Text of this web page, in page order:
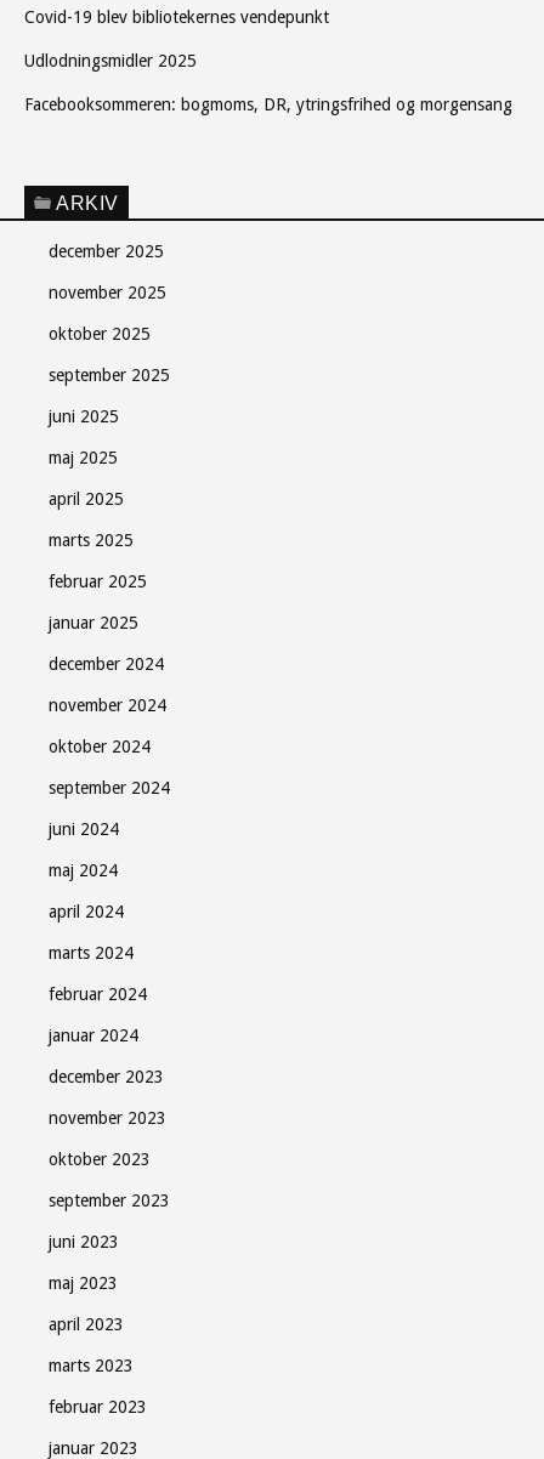
Covid-19 blev bibliotekernes vendepunkt
Udlodningsmidler 2025
Facebooksommeren: bogmoms, DR, ytringsfrihed og morgensang
ARKIV
december 2025
november 2025
oktober 2025
september 2025
juni 2025
maj 2025
april 2025
marts 2025
februar 2025
januar 2025
december 2024
november 2024
oktober 2024
september 2024
juni 2024
maj 2024
april 2024
marts 2024
februar 2024
januar 2024
december 2023
november 2023
oktober 2023
september 2023
juni 2023
maj 2023
april 2023
marts 2023
februar 2023
januar 2023